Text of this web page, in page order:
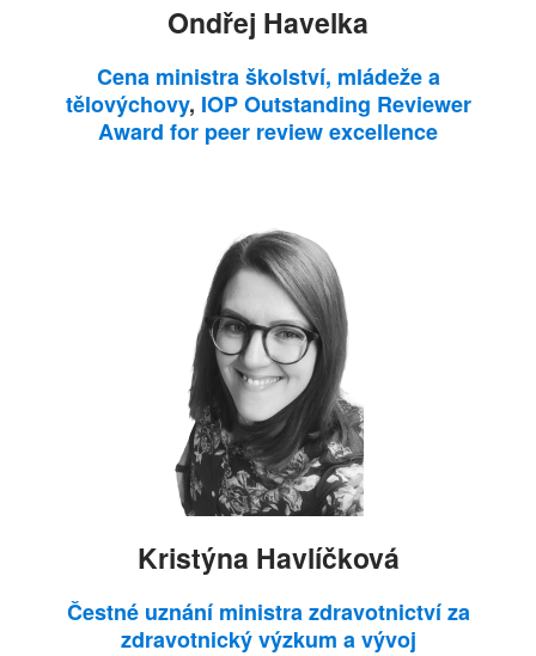
Ondřej Havelka
Cena ministra školství, mládeže a
tělovýchovy, IOP Outstanding Reviewer
Award for peer review excellence
Kristýna Havlíčková
Čestné uznání ministra zdravotnictví za
zdravotnický výzkum a vývoj